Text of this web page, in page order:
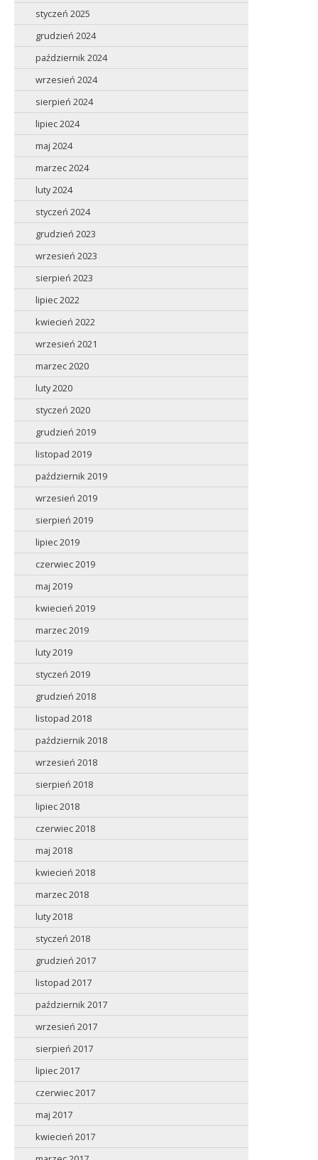
styczeń 2025
grudzień 2024
październik 2024
wrzesień 2024
sierpień 2024
lipiec 2024
maj 2024
marzec 2024
luty 2024
styczeń 2024
grudzień 2023
wrzesień 2023
sierpień 2023
lipiec 2022
kwiecień 2022
wrzesień 2021
marzec 2020
luty 2020
styczeń 2020
grudzień 2019
listopad 2019
październik 2019
wrzesień 2019
sierpień 2019
lipiec 2019
czerwiec 2019
maj 2019
kwiecień 2019
marzec 2019
luty 2019
styczeń 2019
grudzień 2018
listopad 2018
październik 2018
wrzesień 2018
sierpień 2018
lipiec 2018
czerwiec 2018
maj 2018
kwiecień 2018
marzec 2018
luty 2018
styczeń 2018
grudzień 2017
listopad 2017
październik 2017
wrzesień 2017
sierpień 2017
lipiec 2017
czerwiec 2017
maj 2017
kwiecień 2017